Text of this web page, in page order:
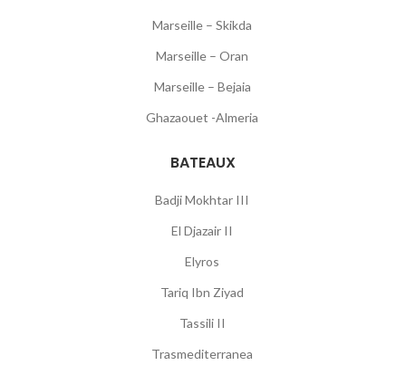
Marseille – Skikda
Marseille – Oran
Marseille – Bejaia
Ghazaouet -Almeria
BATEAUX
Badji Mokhtar III
El Djazair II
Elyros
Tariq Ibn Ziyad
Tassili II
Trasmediterranea